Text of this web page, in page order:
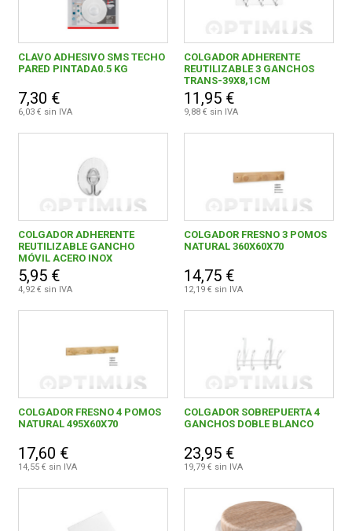
CLAVO ADHESIVO SMS TECHO
PARED PINTADA0.5 KG
7,30 €
6,03 € sin IVA
COLGADOR ADHERENTE
REUTILIZABLE 3 GANCHOS
TRANS-39X8,1CM
11,95 €
9,88 € sin IVA
COLGADOR ADHERENTE
REUTILIZABLE GANCHO
MÓVIL ACERO INOX
5,95 €
4,92 € sin IVA
COLGADOR FRESNO 3 POMOS
NATURAL 360X60X70
14,75 €
12,19 € sin IVA
COLGADOR FRESNO 4 POMOS
NATURAL 495X60X70
17,60 €
14,55 € sin IVA
COLGADOR SOBREPUERTA 4
GANCHOS DOBLE BLANCO
23,95 €
19,79 € sin IVA